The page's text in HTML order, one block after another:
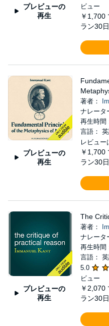
プレビューの
再生
ビュー
￥1,700
ラン30
プレビューの
再生
著者：
ナレータ
再生時間
言語：
レビュー
￥1,700
ラン30
プレビューの
再生
The
著者：
ナレータ
再生時間
言語：
5.0
ビュー
￥2,070
ラン30